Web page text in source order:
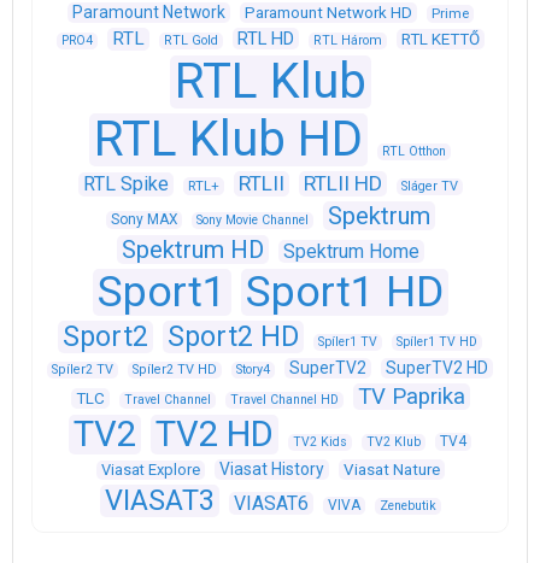
Paramount Network Paramount Network HD Prime
PRO4 RTL RTL Gold RTL HD RTL Három RTL KETTŐ
RTL Klub
RTL Klub HD
RTL Otthon
RTL Spike RTL+ RTLII RTLII HD Sláger TV
Sony MAX Sony Movie Channel
Spektrum
Spektrum HD
Spektrum Home
Sport1 Sport1 HD
Sport2 Sport2 HD Spíler1 TV
Spíler1 TV HD
Spíler2 TV
Spíler2 TV HD Story4 SuperTV2 SuperTV2 HD
TLC Travel Channel Travel Channel HD TV Paprika
TV2 TV2 HD TV2 Kids TV2 Klub TV4
Viasat Explore Viasat History Viasat Nature
VIASAT3 VIASAT6 VIVA Zenebutik